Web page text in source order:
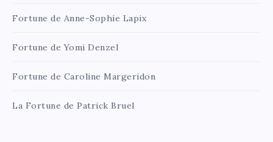
Fortune de Anne-Sophie Lapix
Fortune de Yomi Denzel
Fortune de Caroline Margeridon
La Fortune de Patrick Bruel